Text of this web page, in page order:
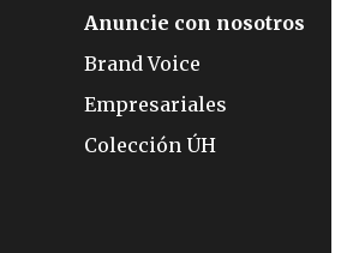
Anuncie con nosotros
Brand Voice
Empresariales
Colección ÚH